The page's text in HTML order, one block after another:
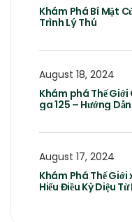
Khám Phá Bí Mật
Trình Lý Thú
August 18, 2024
Khám phá Thế Giới
ga 125 – Hướng
August 17, 2024
Khám Phá Thế
Hiểu Điều Kỳ Diệu